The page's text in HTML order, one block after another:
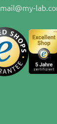
mail@my-